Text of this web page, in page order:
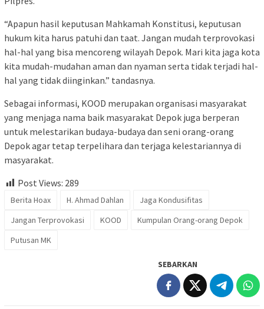
“Apapun hasil keputusan Mahkamah Konstitusi, keputusan
hukum kita harus patuhi dan taat. Jangan mudah terprovokasi
hal-hal yang bisa mencoreng wilayah Depok. Mari kita jaga kota
kita mudah-mudahan aman dan nyaman serta tidak terjadi hal-
hal yang tidak diinginkan.” tandasnya.
Sebagai informasi, KOOD merupakan organisasi masyarakat
yang menjaga nama baik masyarakat Depok juga berperan
untuk melestarikan budaya-budaya dan seni orang-orang
Depok agar tetap terpelihara dan terjaga kelestariannya di
masyarakat.
Post Views: 289
Berita Hoax H. Ahmad Dahlan
Jaga Kondusifitas
Jangan Terprovokasi
KOOD
Kumpulan Orang-orang Depok
Putusan MK
SEBARKAN